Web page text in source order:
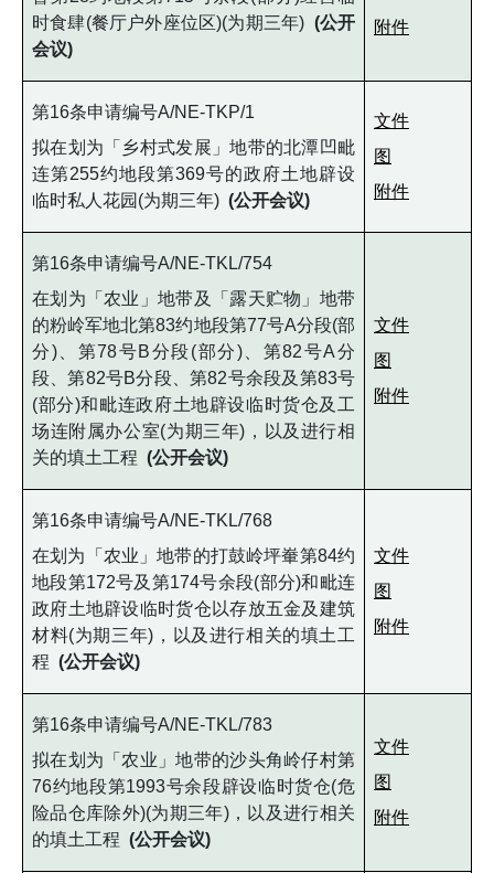
时食肆(餐厅户外座位区)(为期三年) (公开
会议)
附件
第16条申请编号A/NE-TKP/1
拟在划为「乡村式发展」地带的北潭凹毗
连第255约地段第369号的政府土地辟设
临时私人花园(为期三年) (公开会议)
文件
图
附件
第16条申请编号A/NE-TKL/754
在划为「农业」地带及「露天贮物」地带
的粉岭军地北第83约地段第77号A分段(部
分)、第78号B分段(部分)、第82号A分
段、第82号B分段、第82号余段及第83号
(部分)和毗连政府土地辟设临时货仓及工
场连附属办公室(为期三年)，以及进行相
关的填土工程 (公开会议)
文件
图
附件
第16条申请编号A/NE-TKL/768
在划为「农业」地带的打鼓岭坪輋第84约
地段第172号及第174号余段(部分)和毗连
政府土地辟设临时货仓以存放五金及建筑
材料(为期三年)，以及进行相关的填土工
程 (公开会议)
文件
图
附件
第16条申请编号A/NE-TKL/783
拟在划为「农业」地带的沙头角岭仔村第
76约地段第1993号余段辟设临时货仓(危
险品仓库除外)(为期三年)，以及进行相关
的填土工程 (公开会议)
文件
图
附件